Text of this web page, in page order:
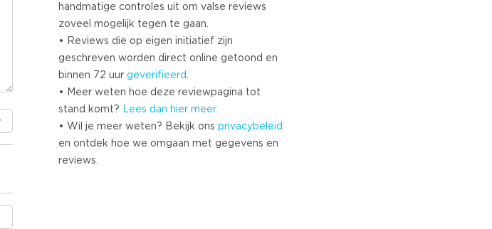
handmatige controles uit om valse reviews
zoveel mogelijk tegen te gaan.
• Reviews die op eigen initiatief zijn
geschreven worden direct online getoond en
binnen 72 uur geverifieerd.
• Meer weten hoe deze reviewpagina tot
stand komt? Lees dan hier meer.
• Wil je meer weten? Bekijk ons privacybeleid
en ontdek hoe we omgaan met gegevens en
reviews.